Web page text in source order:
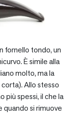
fornello tondo, un
È simile alla
molto, ma la
Allo stesso
più spessi, il che la
si rimuove